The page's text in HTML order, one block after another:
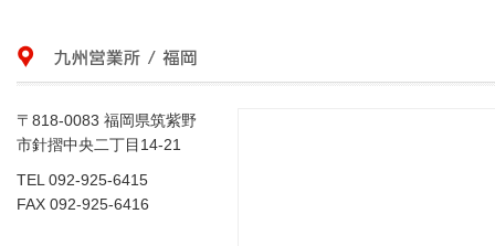
〒818-0083 福岡県筑紫野
市針摺中央二丁目14-21
TEL 092-925-6415
FAX 092-925-6416